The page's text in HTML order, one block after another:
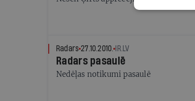
nominēts Latvijas mūzikas ierakstu
Radars 27.10.2010. IR.LV
Radars pasaulē
Nedēļas notikumi pasaulē